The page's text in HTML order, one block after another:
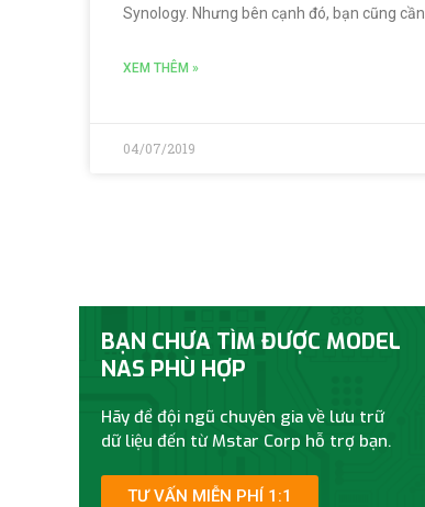
Synology. Nhưng bên cạnh đó, bạn cũng cần
XEM THÊM »
04/07/2019
BẠN CHƯA TÌM ĐƯỢC MODEL
NAS PHÙ HỢP
Hãy để đội ngũ chuyên gia về lưu trữ
dữ liệu đến từ Mstar Corp hỗ trợ bạn.
TƯ VẤN MIỄN PHÍ 1:1